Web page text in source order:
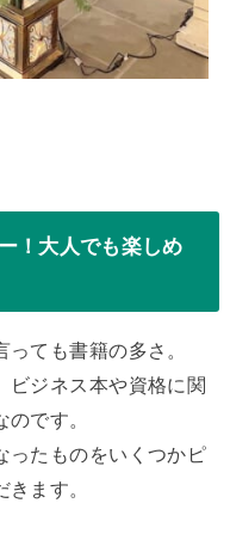
！大人でも楽しめ
ても書籍の多さ。
ビジネス本や資格に関
です。
ったものをいくつかピ
ます。